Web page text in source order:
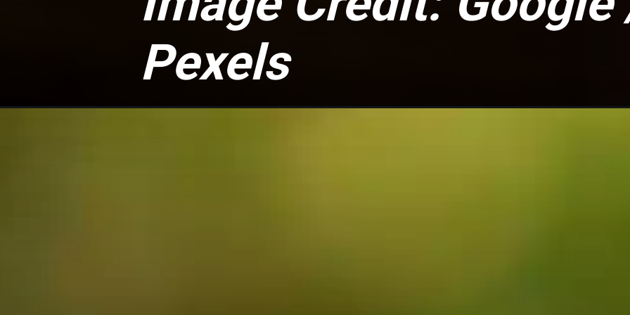
Pexels